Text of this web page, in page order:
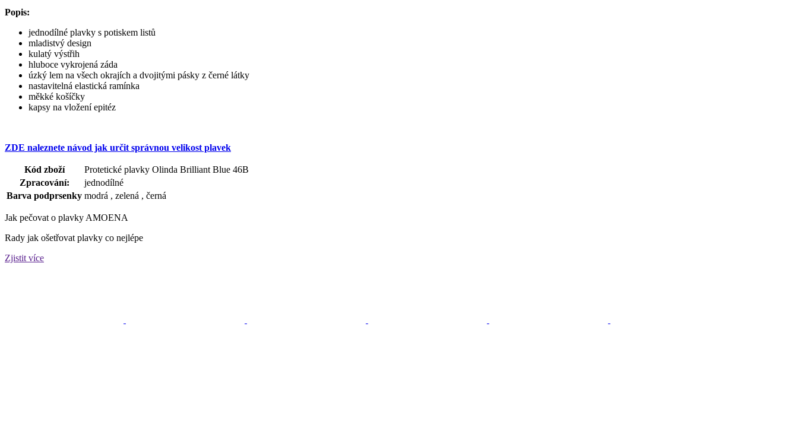
Popis:
jednodílné plavky s potiskem listů
mladistvý design
kulatý výstřih
hluboce vykrojená záda
úzký lem na všech okrajích a dvojitými pásky z černé látky
nastavitelná elastická ramínka
měkké košíčky
kapsy na vložení epitéz
ZDE naleznete návod jak určit správnou velikost plavek
Kód zboží
Protetické plavky Olinda Brilliant Blue 46B
Zpracování:
jednodílné
Barva podprsenky modrá , zelená , černá
Jak pečovat o plavky AMOENA
Rady jak ošetřovat plavky co nejlépe
Zjistit více